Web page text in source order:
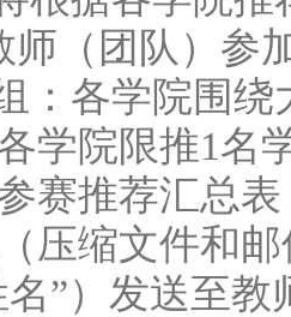
师（团队）参
：各学院围
学院限推1名
赛推荐汇总
压缩文件和
”）发送至教